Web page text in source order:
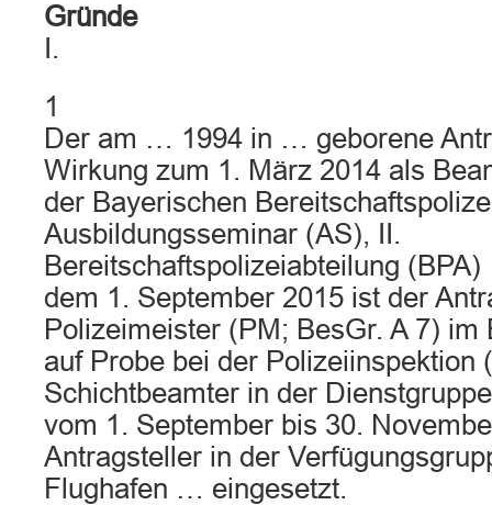
Gründe
I.
1
Der am … 1994 in … geborene
Wirkung zum 1. März 2014 als
der Bayerischen
Ausbildungsseminar (AS), II.
Bereitschaftspolizeiabteilung
dem 1. September 2015 ist der
Polizeimeister (PM; BesGr. A 7) im
auf Probe bei der
Schichtbeamter in der
vom 1. September bis 30.
Antragsteller in der
Flughafen … eingesetzt.